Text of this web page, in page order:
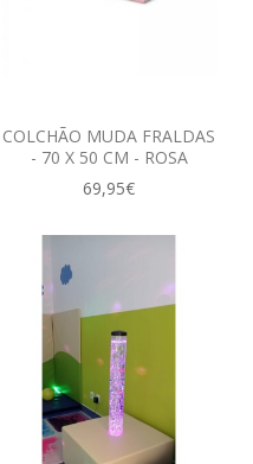
COLCHÃO MUDA FRALDAS
- 70 X 50 CM - ROSA
69,95€